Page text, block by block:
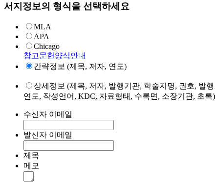
서지정보의 형식을 선택하세요
MLA
APA
Chicago
참고문헌양식안내
간략정보 (제목, 저자, 연도)
상세정보 (제목, 저자, 발행기관, 학술지명, 권호, 발행
연도, 작성언어, KDC, 자료형태, 수록면, 소장기관, 초록)
수신자 이메일
발신자 이메일
제목
메모